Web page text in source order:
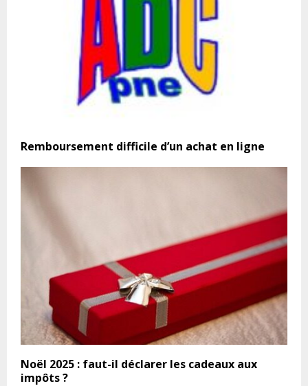
Remboursement difficile d’un achat en ligne
Noël 2025 : faut-il déclarer les cadeaux aux
impôts ?